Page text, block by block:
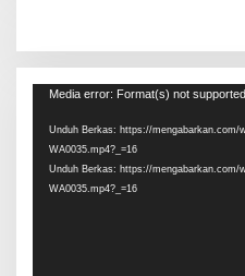
Pemutar
Media error: Format(s) not
Unduh Berkas: https://mengabarkan.com/
WA0035.mp4?_=16
Unduh Berkas: https://mengabarkan.com/
WA0035.mp4?_=16